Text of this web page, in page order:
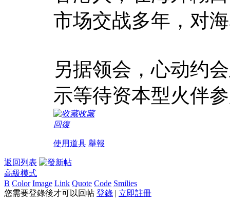
市场交战多年，对
另据领会，心动约
示等待资本型火伴
收藏
回復
使用道具 舉報
返回列表
高級模式
B Color Image Link Quote Code Smilies
您需要登錄後才可以回帖 登錄 | 立即註冊